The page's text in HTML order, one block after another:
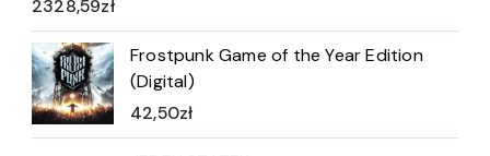
2328,59zł
Frostpunk Game of the Year Edition
(Digital)
42,50zł